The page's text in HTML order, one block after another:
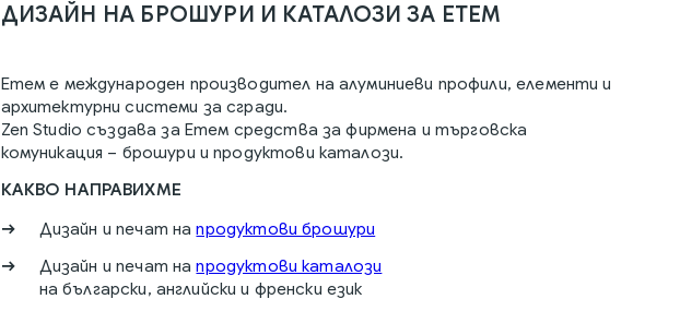
ДИЗАЙН НА БРОШУРИ И КАТАЛОЗИ ЗА ETEM
Етем е международен производител на алуминиеви профили, елементи и
архитектурни системи за сгради.
Zen Studio създава за Етем средства за фирмена и търговска
комуникация – брошури и продуктови каталози.
КАКВО НАПРАВИХМЕ
Дизайн и печат напродуктови брошури
Дизайн и печат напродуктови каталози
на български, английски и френски език